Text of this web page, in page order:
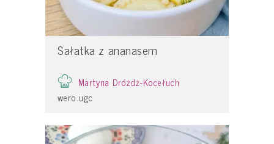
Sałatka z ananasem
Martyna Dróżdż-Kocełuch
wero.ugc